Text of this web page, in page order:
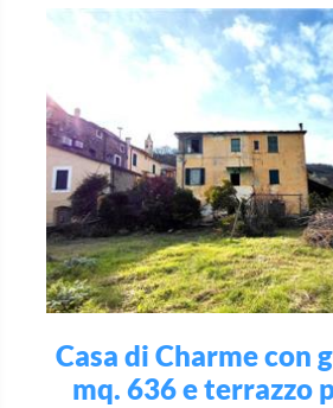
Casa di Charme con
mq. 636 e terrazzo